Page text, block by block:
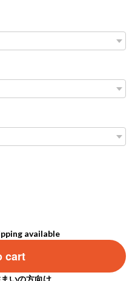
available
cart
いの方向け